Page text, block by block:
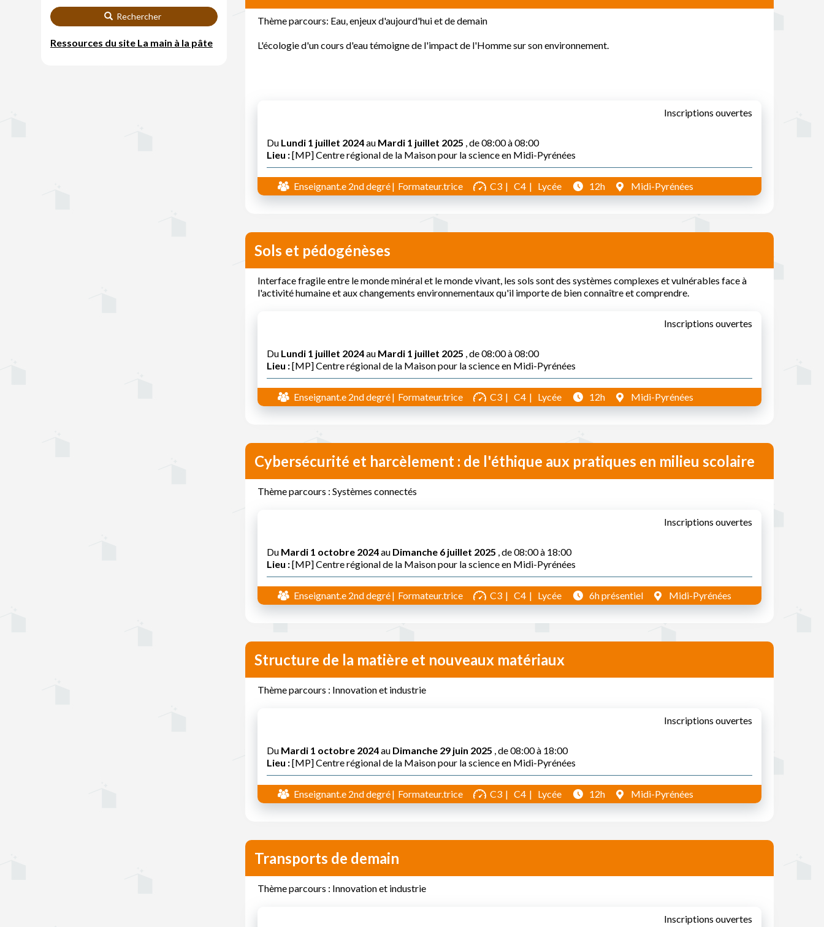
Rechercher
Ressources du site La main à la pâte
Thème parcours: Eau, enjeux d'aujourd'hui et de demain
L'écologie d'un cours d'eau témoigne de l'impact de l'Homme sur son environnement.
Inscriptions ouvertes
Du Lundi 1 juillet 2024au Mardi 1 juillet 2025 , de 08:00 à 08:00
Lieu :[MP] Centre régional de la Maison pour la science en Midi-Pyrénées
Enseignant.e 2nd degré Formateur.trice C3 C4 Lycée 12h Midi-Pyrénées
Sols et pédogénèses
Interface fragile entre le monde minéral et le monde vivant, les sols sont des systèmes complexes et vulnérables face à
l'activité humaine et aux changements environnementaux qu'il importe de bien connaître et comprendre.
Inscriptions ouvertes
Du Lundi 1 juillet 2024au Mardi 1 juillet 2025 , de 08:00 à 08:00
Lieu :[MP] Centre régional de la Maison pour la science en Midi-Pyrénées
Enseignant.e 2nd degré Formateur.trice C3 C4 Lycée 12h Midi-Pyrénées
Cybersécurité et harcèlement : de l'éthique aux pratiques en milieu scolaire
Thème parcours : Systèmes connectés
Inscriptions ouvertes
Du Mardi 1 octobre 2024au Dimanche 6 juillet 2025 , de 08:00 à 18:00
Lieu :[MP] Centre régional de la Maison pour la science en Midi-Pyrénées
Enseignant.e 2nd degré Formateur.trice C3 C4 Lycée 6h présentiel Midi-Pyrénées
Structure de la matière et nouveaux matériaux
Thème parcours : Innovation et industrie
Inscriptions ouvertes
Du Mardi 1 octobre 2024au Dimanche 29 juin 2025 , de 08:00 à 18:00
Lieu :[MP] Centre régional de la Maison pour la science en Midi-Pyrénées
Enseignant.e 2nd degré Formateur.trice C3 C4 Lycée 12h Midi-Pyrénées
Transports de demain
Thème parcours : Innovation et industrie
Inscriptions ouvertes